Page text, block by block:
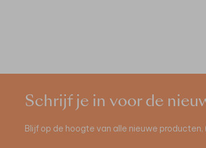
Schrijf je in voor de
Blijf op de hoogte van alle nieuwe producten,